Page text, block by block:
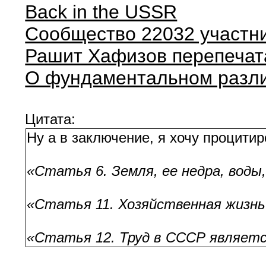
Back in the USSR
Сообщество 22032
Рашит Хафизов
О фундаментальном
Цитата:
Ну а в заключение, я хочу
«Статья 6. Земля, ее недра,
«Статья 11. Хозяйственная
«Статья 12. Труд в СССР